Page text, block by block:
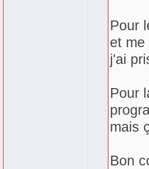
Pour
et
j'ai
Pour
mais
Bon